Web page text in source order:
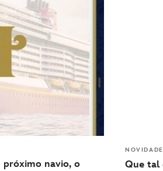
próximo navio, o
Que tal